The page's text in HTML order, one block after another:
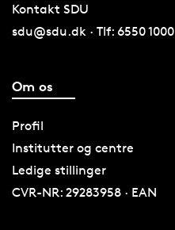
Kontakt SDU
sdu@sdu.dk · Tlf: 6550 1000
Om os
Profil
Institutter og centre
Ledige stillinger
CVR-NR: 29283958 · EAN